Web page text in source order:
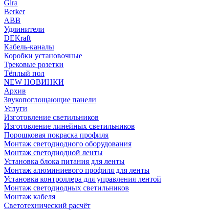
Gira
Berker
ABB
Удлинители
DEKraft
Кабель-каналы
Коробки установочные
Трековые розетки
Тёплый пол
NEW НОВИНКИ
Архив
Звукопоглощающие панели
Услуги
Изготовление светильников
Изготовление линейных светильников
Порошковая покраска профиля
Монтаж светодиодного оборудования
Монтаж светодиодной ленты
Установка блока питания для ленты
Монтаж алюминиевого профиля для ленты
Установка контроллера для управления лентой
Монтаж светодиодных светильников
Монтаж кабеля
Светотехнический расчёт